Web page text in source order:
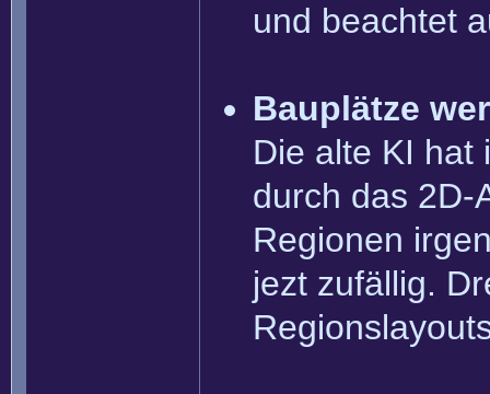
und beachtet
Bauplätze
Die alte KI hat
durch das 2D-
Regionen
jezt zufällig.